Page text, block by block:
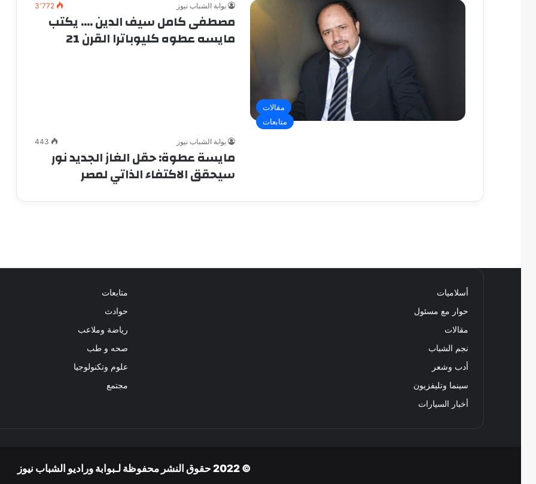
مقالات
بوابة الشباب نيوز 3٬772
مصطفى كامل سيف الدين …. يكتب
مايسه عطوه كليوباترا القرن 21
متابعات
بوابة الشباب نيوز 443
مايسة عطوة: حقل الغاز الجديد نور
سيحقق الاكتفاء الذاتي لمصر
أسلاميات
حوار مع مسئول
مقالات
نجم الشباب
أدب وشعر
سينما وتليفزيون
أخبار السيارات
متابعات
حوادث
رياضة وملاعب
صحه و طب
علوم وتكنولوجيا
مجتمع
© 2022 حقوق النشر محفوظة لـبوابة وراديو الشباب نيوز